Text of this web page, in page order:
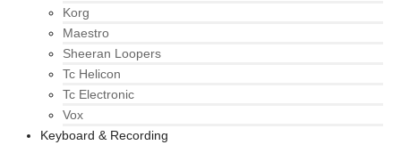
Korg
Maestro
Sheeran Loopers
Tc Helicon
Tc Electronic
Vox
Keyboard & Recording